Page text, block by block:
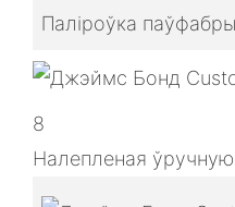
Паліроўка
8
Налепленая ўручную